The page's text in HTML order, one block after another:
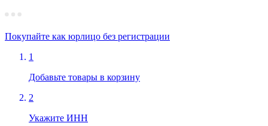
Покупайте как юрлицо без регистрации
1
Добавьте товары в корзину
2
Укажите ИНН